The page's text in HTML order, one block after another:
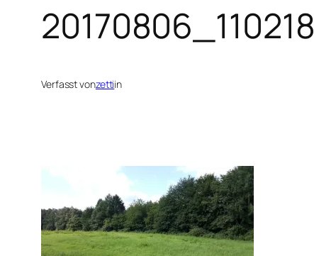
20170806_110218
Verfasst vonzettiin